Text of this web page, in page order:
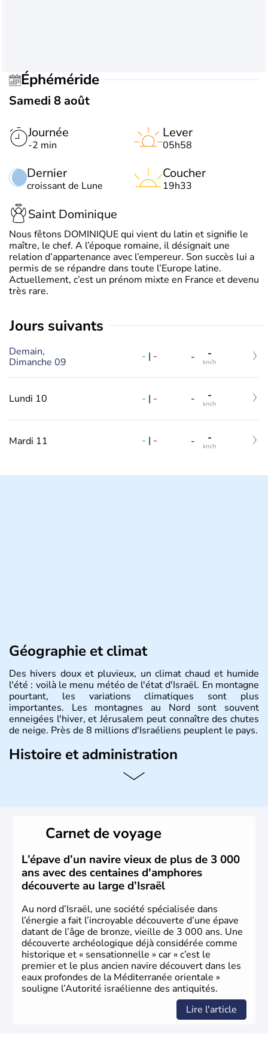
Éphéméride
Samedi 8 août
Journée
-2 min
Dernier
croissant de Lune
Lever
05h58
Coucher
19h33
Saint Dominique
Nous fêtons DOMINIQUE qui vient du latin et signifie le
maître, le chef. A l’époque romaine, il désignait une
relation d’appartenance avec l’empereur. Son succès lui a
permis de se répandre dans toute l’Europe latine.
Actuellement, c’est un prénom mixte en France et devenu
très rare.
jours suivants
Demain,
Dimanche 09
- | - - -
km/h
Lundi 10 - | - - -
km/h
Mardi 11 - | - - -
km/h
Géographie et climat
Des hivers doux et pluvieux, un climat chaud et humide
l'été : voilà le menu météo de l'état d'Israël. En montagne
pourtant, les variations climatiques sont plus
importantes. Les montagnes au Nord sont souvent
enneigées l'hiver, et Jérusalem peut connaître des chutes
de neige. Près de 8 millions d'Israéliens peuplent le pays.
Histoire et administration
L'Israël est un état de la partie est de la Méditerranée,
vrai essor économique dans le domaine des nouvelles
Carnet de voyage
L’épave d’un navire vieux de plus de 3 000
ans avec des centaines d'amphores
découverte au large d’Israël
Au nord d’Israël, une société spécialisée dans
l’énergie a fait l’incroyable découverte d’une épave
datant de l’âge de bronze, vieille de 3 000 ans. Une
découverte archéologique déjà considérée comme
historique et « sensationnelle » car « c’est le
premier et le plus ancien navire découvert dans les
eaux profondes de la Méditerranée orientale »
souligne l’Autorité israélienne des antiquités.
Lire l'article